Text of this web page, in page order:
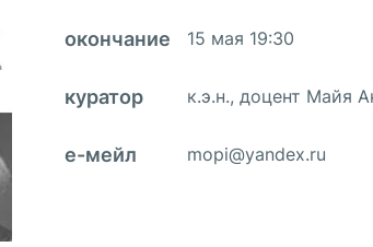
Информационно-аналитический отдел
окончание 15 мая 19:30
куратор к.э.н., доцент Майя
e-мейл mopi@yandex.ru